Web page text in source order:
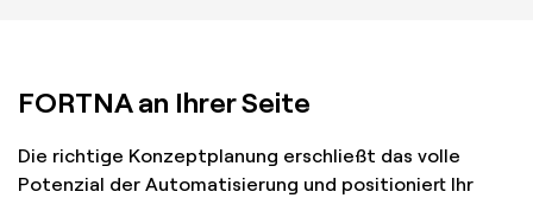
FORTNA an Ihrer Seite
Die richtige Konzeptplanung erschließt das volle
Potenzial der Automatisierung und positioniert Ihr